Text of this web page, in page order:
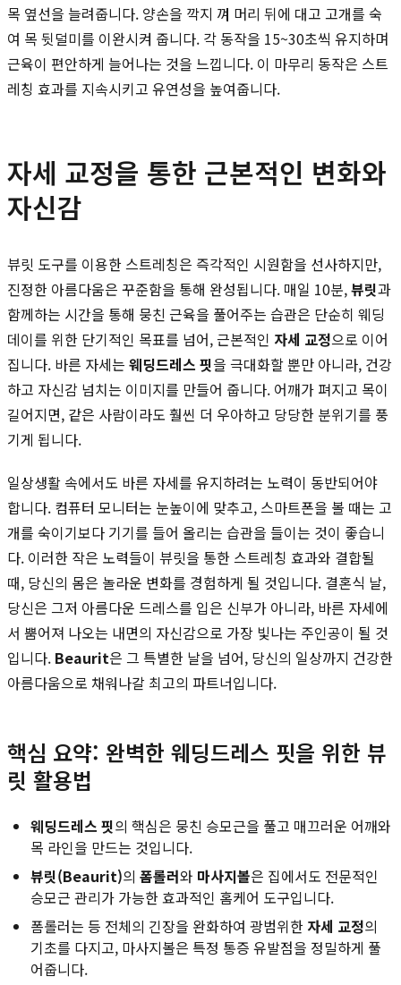
목 옆선을 늘려줍니다. 양손을 깍지 껴 머리 뒤에 대고 고개를 숙
여 목 뒷덜미를 이완시켜 줍니다. 각 동작을 15~30초씩 유지하며
근육이 편안하게 늘어나는 것을 느낍니다. 이 마무리 동작은 스트
레칭 효과를 지속시키고 유연성을 높여줍니다.
자세 교정을 통한 근본적인 변화와
자신감
뷰릿 도구를 이용한 스트레칭은 즉각적인 시원함을 선사하지만,
진정한 아름다움은 꾸준함을 통해 완성됩니다. 매일 10분,뷰릿과
함께하는 시간을 통해 뭉친 근육을 풀어주는 습관은 단순히 웨딩
데이를 위한 단기적인 목표를 넘어, 근본적인 자세 교정으로 이어
집니다. 바른 자세는 웨딩드레스 핏을 극대화할 뿐만 아니라, 건강
하고 자신감 넘치는 이미지를 만들어 줍니다. 어깨가 펴지고 목이
길어지면, 같은 사람이라도 훨씬 더 우아하고 당당한 분위기를 풍
기게 됩니다.
일상생활 속에서도 바른 자세를 유지하려는 노력이 동반되어야
합니다. 컴퓨터 모니터는 눈높이에 맞추고, 스마트폰을 볼 때는 고
개를 숙이기보다 기기를 들어 올리는 습관을 들이는 것이 좋습니
다. 이러한 작은 노력들이 뷰릿을 통한 스트레칭 효과와 결합될
때, 당신의 몸은 놀라운 변화를 경험하게 될 것입니다. 결혼식 날,
당신은 그저 아름다운 드레스를 입은 신부가 아니라, 바른 자세에
서 뿜어져 나오는 내면의 자신감으로 가장 빛나는 주인공이 될 것
입니다. Beaurit은 그 특별한 날을 넘어, 당신의 일상까지 건강한
아름다움으로 채워나갈 최고의 파트너입니다.
핵심 요약: 완벽한 웨딩드레스 핏을 위한 뷰
릿 활용법
웨딩드레스 핏의 핵심은 뭉친 승모근을 풀고 매끄러운 어깨와
목 라인을 만드는 것입니다.
뷰릿(Beaurit)의 폼롤러와 마사지볼은 집에서도 전문적인
승모근 관리가 가능한 효과적인 홈케어 도구입니다.
폼롤러는 등 전체의 긴장을 완화하여 광범위한 자세 교정의
기초를 다지고, 마사지볼은 특정 통증 유발점을 정밀하게 풀
어줍니다.